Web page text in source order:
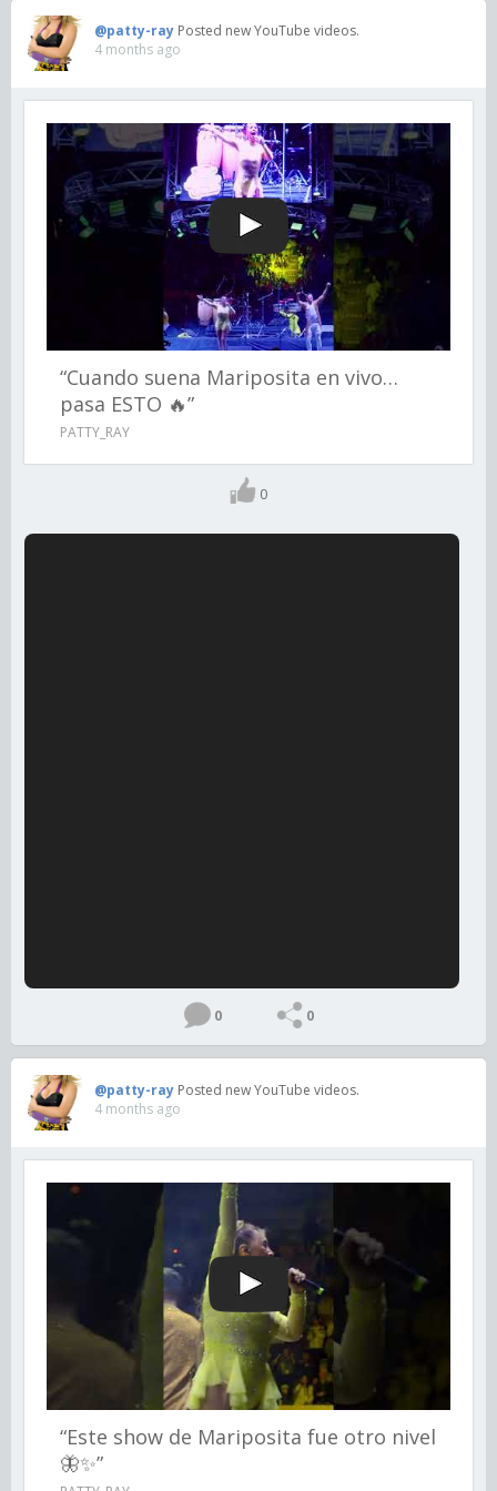
@patty-ray Posted new YouTube videos.
4 months ago
“Cuando suena Mariposita en vivo…
pasa ESTO 🔥”
PATTY_RAY
0
0 0
@patty-ray Posted new YouTube videos.
4 months ago
“Este show de Mariposita fue otro nivel
🦋✨”